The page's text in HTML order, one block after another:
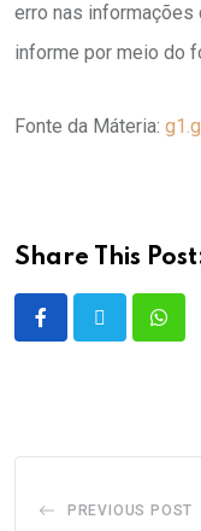
erro nas informações
informe por meio do
Fonte da Máteria:
Share This
PREVIOUS POST